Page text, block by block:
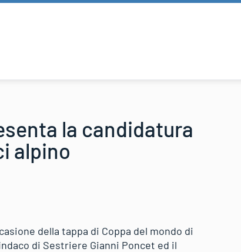
la candidatura
alpino
della tappa di Coppa del mondo di
di Sestriere Gianni Poncet ed il